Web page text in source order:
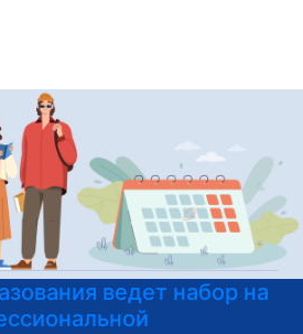
РГГУ
курсы к ЕГЭ